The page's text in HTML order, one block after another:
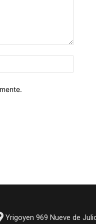
web:
Yrigoyen 969 Nueve de